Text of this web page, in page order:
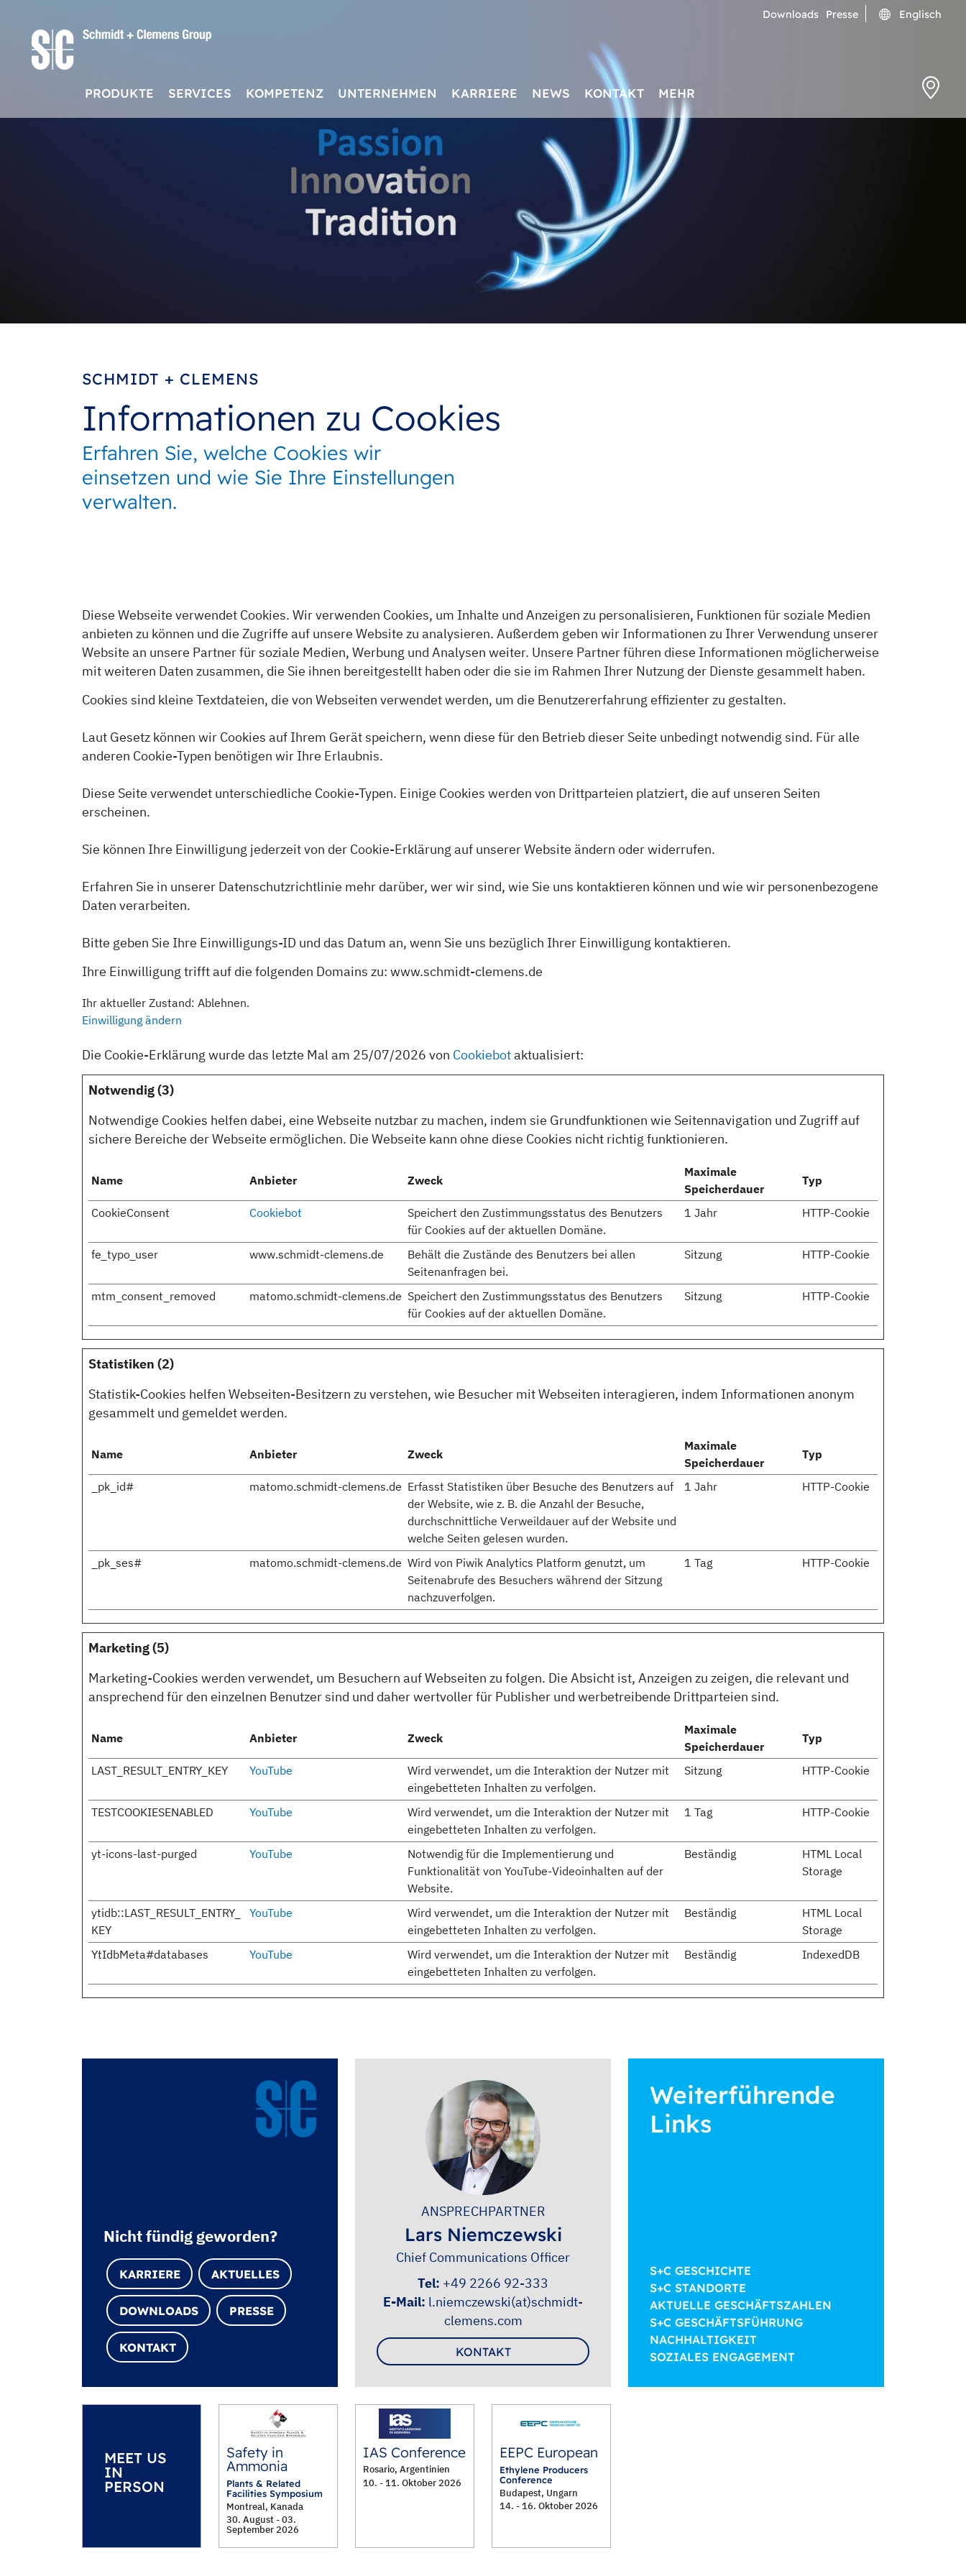
Downloads Presse Englisch
PRODUKTE SERVICES KOMPETENZ UNTERNEHMEN KARRIERE NEWS KONTAKT MEHR
SCHMIDT + CLEMENS
Informationen zu Cookies
Erfahren Sie, welche Cookies wir
einsetzen und wie Sie Ihre Einstellungen
verwalten.
Diese Webseite verwendet Cookies. Wir verwenden Cookies, um Inhalte und Anzeigen zu personalisieren, Funktionen für soziale Medien
anbieten zu können und die Zugriffe auf unsere Website zu analysieren. Außerdem geben wir Informationen zu Ihrer Verwendung unserer
Website an unsere Partner für soziale Medien, Werbung und Analysen weiter. Unsere Partner führen diese Informationen möglicherweise
mit weiteren Daten zusammen, die Sie ihnen bereitgestellt haben oder die sie im Rahmen Ihrer Nutzung der Dienste gesammelt haben.
Cookies sind kleine Textdateien, die von Webseiten verwendet werden, um die Benutzererfahrung effizienter zu gestalten.
Laut Gesetz können wir Cookies auf Ihrem Gerät speichern, wenn diese für den Betrieb dieser Seite unbedingt notwendig sind. Für alle
anderen Cookie-Typen benötigen wir Ihre Erlaubnis.
Diese Seite verwendet unterschiedliche Cookie-Typen. Einige Cookies werden von Drittparteien platziert, die auf unseren Seiten
erscheinen.
Sie können Ihre Einwilligung jederzeit von der Cookie-Erklärung auf unserer Website ändern oder widerrufen.
Erfahren Sie in unserer Datenschutzrichtlinie mehr darüber, wer wir sind, wie Sie uns kontaktieren können und wie wir personenbezogene
Daten verarbeiten.
Bitte geben Sie Ihre Einwilligungs-ID und das Datum an, wenn Sie uns bezüglich Ihrer Einwilligung kontaktieren.
Ihre Einwilligung trifft auf die folgenden Domains zu: www.schmidt-clemens.de
Ihr aktueller Zustand: Ablehnen.
Einwilligung ändern
Die Cookie-Erklärung wurde das letzte Mal am 25/07/2026 von Cookiebotaktualisiert:
Notwendig (3)
Notwendige Cookies helfen dabei, eine Webseite nutzbar zu machen, indem sie Grundfunktionen wie Seitennavigation und Zugriff auf
sichere Bereiche der Webseite ermöglichen. Die Webseite kann ohne diese Cookies nicht richtig funktionieren.
Name Anbieter Zweck
Maximale
Speicherdauer
Typ
CookieConsent Cookiebot
Speichert den Zustimmungsstatus des Benutzers
für Cookies auf der aktuellen Domäne.
1 Jahr HTTP-Cookie
fe_typo_user www.schmidt-clemens.de
Behält die Zustände des Benutzers bei allen
Seitenanfragen bei.
Sitzung HTTP-Cookie
mtm_consent_removed matomo.schmidt-clemens.de Speichert den Zustimmungsstatus des Benutzers
für Cookies auf der aktuellen Domäne.
Sitzung HTTP-Cookie
Statistiken (2)
Statistik-Cookies helfen Webseiten-Besitzern zu verstehen, wie Besucher mit Webseiten interagieren, indem Informationen anonym
gesammelt und gemeldet werden.
Name Anbieter Zweck
Maximale
Speicherdauer
Typ
_pk_id# matomo.schmidt-clemens.de Erfasst Statistiken über Besuche des Benutzers auf
der Website, wie z. B. die Anzahl der Besuche,
durchschnittliche Verweildauer auf der Website und
welche Seiten gelesen wurden.
1 Jahr HTTP-Cookie
_pk_ses# matomo.schmidt-clemens.de Wird von Piwik Analytics Platform genutzt, um
Seitenabrufe des Besuchers während der Sitzung
nachzuverfolgen.
1 Tag HTTP-Cookie
Marketing (5)
Marketing-Cookies werden verwendet, um Besuchern auf Webseiten zu folgen. Die Absicht ist, Anzeigen zu zeigen, die relevant und
ansprechend für den einzelnen Benutzer sind und daher wertvoller für Publisher und werbetreibende Drittparteien sind.
Name Anbieter Zweck
Maximale
Speicherdauer
Typ
LAST_RESULT_ENTRY_KEY YouTube
Wird verwendet, um die Interaktion der Nutzer mit
eingebetteten Inhalten zu verfolgen.
Sitzung HTTP-Cookie
TESTCOOKIESENABLED YouTube
Wird verwendet, um die Interaktion der Nutzer mit
eingebetteten Inhalten zu verfolgen.
1 Tag HTTP-Cookie
yt-icons-last-purged YouTube
Notwendig für die Implementierung und
Funktionalität von YouTube-Videoinhalten auf der
Website.
Beständig
HTML Local
Storage
ytidb::LAST_RESULT_ENTRY_
KEY
YouTube
Wird verwendet, um die Interaktion der Nutzer mit
eingebetteten Inhalten zu verfolgen.
Beständig
HTML Local
Storage
YtIdbMeta#databases
YouTube
Wird verwendet, um die Interaktion der Nutzer mit
eingebetteten Inhalten zu verfolgen.
Beständig IndexedDB
Nicht fündig geworden?
KARRIERE AKTUELLES
DOWNLOADS PRESSE
KONTAKT
ANSPRECHPARTNER
Lars Niemczewski
Chief Communications Officer
Tel: +49 2266 92-333
E-Mail: l.niemczewski(at)schmidt-
clemens.com
KONTAKT
Weiterführende
Links
S+C GESCHICHTE
S+C STANDORTE
AKTUELLE GESCHÄFTSZAHLEN
S+C GESCHÄFTSFÜHRUNG
NACHHALTIGKEIT
SOZIALES ENGAGEMENT
MEET US
IN
PERSON
Safety in
Ammonia
Plants & Related
Facilities Symposium
Montreal, Kanada
30. August - 03.
September 2026
IAS Conference
Rosario, Argentinien
10. - 11. Oktober 2026
EEPC European
Ethylene Producers
Conference
Budapest, Ungarn
14. - 16. Oktober 2026